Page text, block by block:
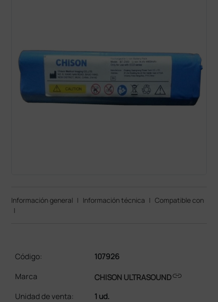
Información general | Información técnica | Compatible con
|
Código:
107926
Marca
CHISON ULTRASOUNDlink
Unidad de venta:
1 ud.